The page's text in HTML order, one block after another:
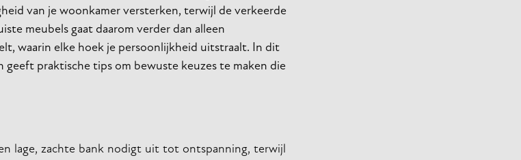
van je woonkamer versterken, terwijl de verkeerde
meubels gaat daarom verder dan alleen
waarin elke hoek je persoonlijkheid uitstraalt. In dit
praktische tips om bewuste keuzes te maken die
lage, zachte bank nodigt uit tot ontspanning, terwijl